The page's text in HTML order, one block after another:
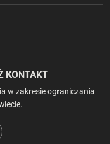
KONTAKT
w zakresie ograniczania